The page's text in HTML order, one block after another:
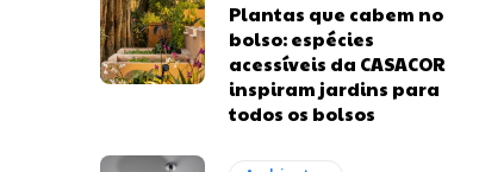
Plantas que cabem no
bolso: espécies
acessíveis da CASACOR
inspiram jardins para
todos os bolsos